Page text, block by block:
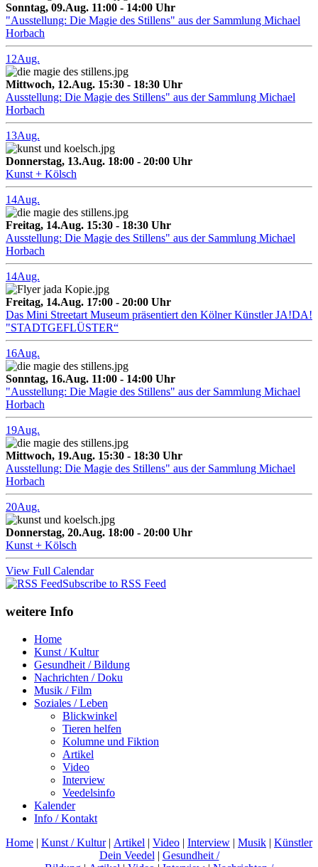
Sonntag, 09.Aug. 11:00 - 14:00 Uhr
"Ausstellung: Die Magie des Stillens" aus der Sammlung Michael
Horbach
12Aug.
Mittwoch, 12.Aug. 15:30 - 18:30 Uhr
Ausstellung: Die Magie des Stillens" aus der Sammlung Michael
Horbach
13Aug.
Donnerstag, 13.Aug. 18:00 - 20:00 Uhr
Kunst + Kölsch
14Aug.
Freitag, 14.Aug. 15:30 - 18:30 Uhr
Ausstellung: Die Magie des Stillens" aus der Sammlung Michael
Horbach
14Aug.
Freitag, 14.Aug. 17:00 - 20:00 Uhr
Das Mini Streetart Museum präsentiert den Kölner Künstler JA!DA!
"STADTGEFLÜSTER“
16Aug.
Sonntag, 16.Aug. 11:00 - 14:00 Uhr
"Ausstellung: Die Magie des Stillens" aus der Sammlung Michael
Horbach
19Aug.
Mittwoch, 19.Aug. 15:30 - 18:30 Uhr
Ausstellung: Die Magie des Stillens" aus der Sammlung Michael
Horbach
20Aug.
Donnerstag, 20.Aug. 18:00 - 20:00 Uhr
Kunst + Kölsch
View Full Calendar
Subscribe to RSS Feed
weitere Info
Home
Kunst / Kultur
Gesundheit / Bildung
Nachrichten / Doku
Musik / Film
Soziales / Leben
Blickwinkel
Tieren helfen
Kolumne und Fiktion
Artikel
Video
Interview
Veedelsinfo
Kalender
Info / Kontakt
Home | Kunst / Kultur| Artikel | Video | Interview | Musik | Künstler
Dein Veedel | Gesundheit /